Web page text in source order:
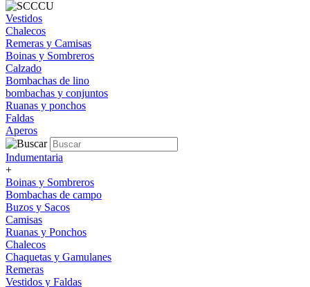
Vestidos
Chalecos
Remeras y Camisas
Boinas y Sombreros
Calzado
Bombachas de lino
bombachas y conjuntos
Ruanas y ponchos
Faldas
Aperos
Indumentaria
+
Boinas y Sombreros
Bombachas de campo
Buzos y Sacos
Camisas
Ruanas y Ponchos
Chalecos
Chaquetas y Gamulanes
Remeras
Vestidos y Faldas